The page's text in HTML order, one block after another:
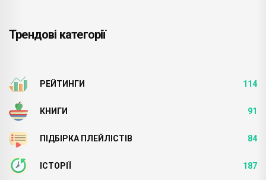
Трендові категорії
РЕЙТИНГИ 114
КНИГИ 91
ПІДБІРКА ПЛЕЙЛІСТІВ 84
ІСТОРІЇ 187